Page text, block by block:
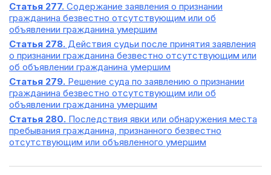
Статья 277. Содержание заявления о признании
гражданина безвестно отсутствующим или об
объявлении гражданина умершим
Статья 278. Действия судьи после принятия заявления
о признании гражданина безвестно отсутствующим или
об объявлении гражданина умершим
Статья 279. Решение суда по заявлению о признании
гражданина безвестно отсутствующим или об
объявлении гражданина умершим
Статья 280. Последствия явки или обнаружения места
пребывания гражданина, признанного безвестно
отсутствующим или объявленного умершим